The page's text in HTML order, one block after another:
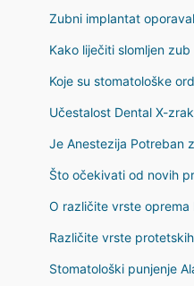
Zubni implantat
Kako liječiti slomljen zub
Koje su stomatološke
Učestalost Dental X-
Je Anestezija Potreban
Što očekivati ​​od novih
O različite vrste oprema
Različite vrste
Stomatološki punjenje